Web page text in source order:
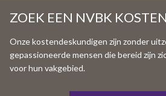
ZOEK EEN NVBK
Onze kostendeskundigen zijn zonder
gepassioneerde mensen die bereid zijn
voor hun vakgebied.